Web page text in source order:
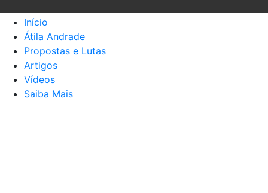
Início
Átila Andrade
Propostas e Lutas
Artigos
Vídeos
Saiba Mais